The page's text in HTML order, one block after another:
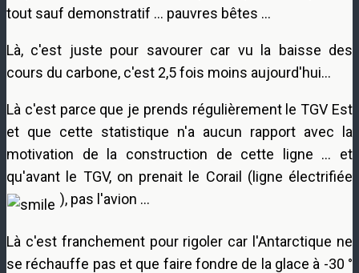
tout sauf demonstratif … pauvres bêtes …
Là, c'est juste pour savourer car vu la baisse des
cours du carbone, c'est 2,5 fois moins aujourd'hui…
Là c'est parce que je prends régulièrement le TGV Est
et que cette statistique n'a aucun rapport avec la
motivation de la construction de cette ligne … et
qu'avant le TGV, on prenait le Corail (ligne électrifiée
), pas l'avion …
Là c'est franchement pour rigoler car l'Antarctique ne
se réchauffe pas et que faire fondre de la glace à -30 °